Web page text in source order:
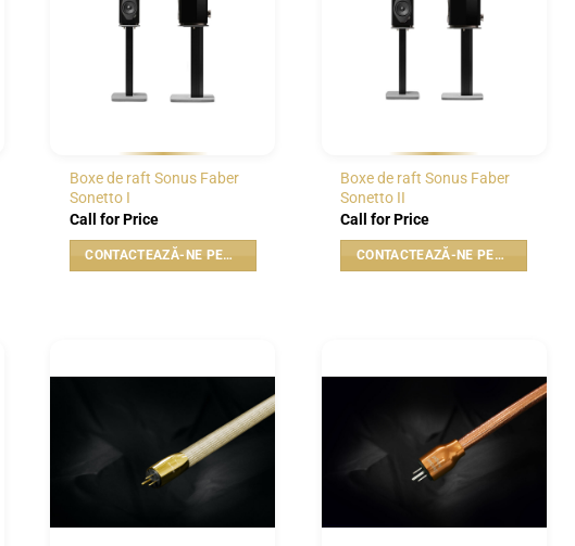
Boxe de raft Sonus Faber
Sonetto I
Call for Price
CONTACTEAZĂ-NE PENTRU PREȚ
Boxe de raft Sonus Faber
Sonetto II
Call for Price
CONTACTEAZĂ-NE PENTRU PREȚ
WISHLIST